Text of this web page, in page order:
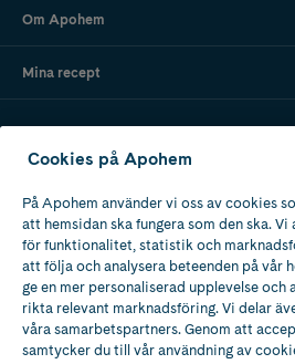
Om Apohem
Mina recept
Ladda ner vår app
Apotek med tillstånd
av Läkemedelsverket
Cookies på Apohem
På Apohem använder vi oss av cookies
att hemsidan ska fungera som den ska.
för funktionalitet, statistik och
att följa och analysera beteenden på vår
ge en mer personaliserad upplevelse och
rikta relevant marknadsföring. Vi delar
våra samarbetspartners. Genom att
samtycker du till vår användning av